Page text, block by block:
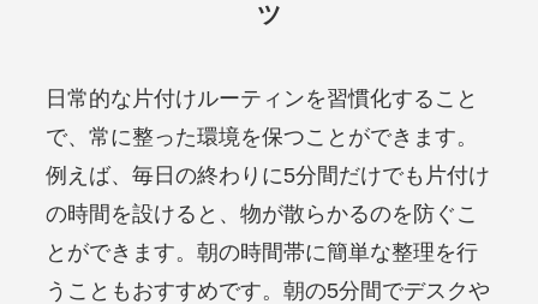
ツ
日常的な片付けルーティンを習慣化すること
で、常に整った環境を保つことができます。
例えば、毎日の終わりに5分間だけでも片付け
の時間を設けると、物が散らかるのを防ぐこ
とができます。朝の時間帯に簡単な整理を行
うこともおすすめです。朝の5分間でデスクや